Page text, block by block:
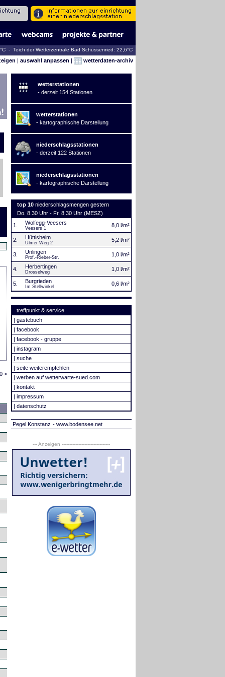
- Teich der Wetterzentrale Bad Schussenried: 22,6°C
| auswahl anpassen | wetterdaten-archiv
>
wetterstationen
- derzeit 154 Stationen
wetterstationen
- kartographische Darstellung
niederschlagsstationen
- derzeit 122 Stationen
niederschlagsstationen
- kartographische Darstellung
top 10 niederschlagsmengen gestern
Do. 8.30 Uhr - Fr. 8.30 Uhr (MESZ)
1.
Wolfegg-Veesers
Veesers 1 8,0 l/m²
2. Hüttisheim
Ulmer Weg 2 5,2 l/m²
3. Unlingen
Prof.-Rieber-Str. 1,0 l/m²
4. Herbertingen
Drosselweg 1,0 l/m²
5. Burgrieden
Im Stellwinkel 0,6 l/m²
treffpunkt & service
| gästebuch
| facebook
| facebook - gruppe
| instagram
| suche
| seite weiterempfehlen
| werben auf wetterwarte-sued.com
| kontakt
| impressum
| datenschutz
Pegel Konstanz - www.bodensee.net
--- Anzeigen --------------------------------